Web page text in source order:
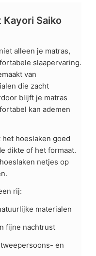
Kayori Saiko
alleen je matras,
slaapervaring.
van
die zacht
blijft je matras
kan ademen
hoeslaken goed
dikte of het formaat.
netjes op
rij:
materialen
fijne nachtrust
en